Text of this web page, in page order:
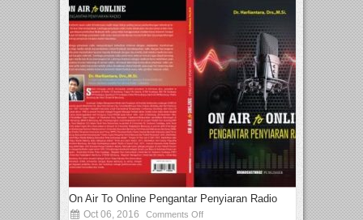
On Air To Online Pengantar Penyiaran Radio
Oct 06, 2016 Comments Off